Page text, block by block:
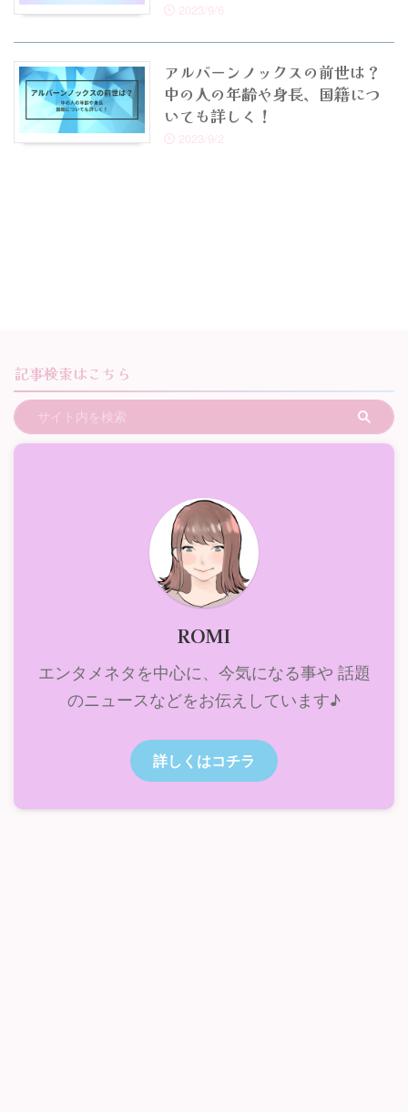
2023/9/6
アルバーンノックスの前世は？
中の人の年齢や身長、国籍につ
いても詳しく！
2023/9/2
記事検索はこちら
ROMI
エンタメネタを中心に、今気になる事や 話題
のニュースなどをお伝えしています♪
詳しくはコチラ